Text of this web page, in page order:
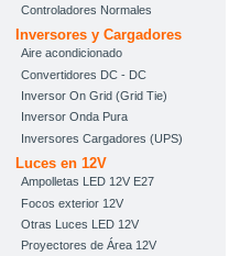
Controladores Normales
Inversores y Cargadores
Aire acondicionado
Convertidores DC - DC
Inversor On Grid (Grid Tie)
Inversor Onda Pura
Inversores Cargadores (UPS)
Luces en 12V
Ampolletas LED 12V E27
Focos exterior 12V
Otras Luces LED 12V
Proyectores de Área 12V